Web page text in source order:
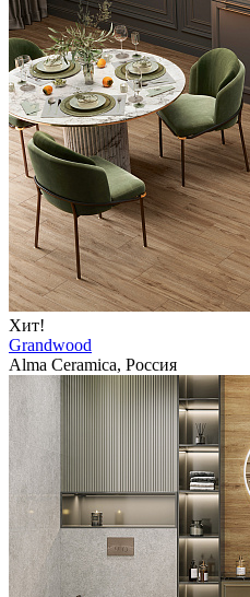
Хит!
Grandwood
Alma Ceramica, Россия